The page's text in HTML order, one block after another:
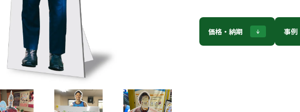
価格・納期 事例